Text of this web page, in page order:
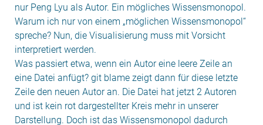
nur Peng Lyu als Autor. Ein mögliches Wissensmonopol.
Warum ich nur von einem „möglichen Wissensmonopol“
spreche? Nun, die Visualisierung muss mit Vorsicht
interpretiert werden.
Was passiert etwa, wenn ein Autor eine leere Zeile an
eine Datei anfügt? git blame zeigt dann für diese letzte
Zeile den neuen Autor an. Die Datei hat jetzt 2 Autoren
und ist kein rot dargestellter Kreis mehr in unserer
Darstellung. Doch ist das Wissensmonopol dadurch